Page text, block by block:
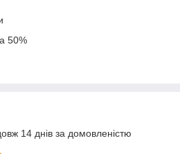
50%
14 днів за домовленістю